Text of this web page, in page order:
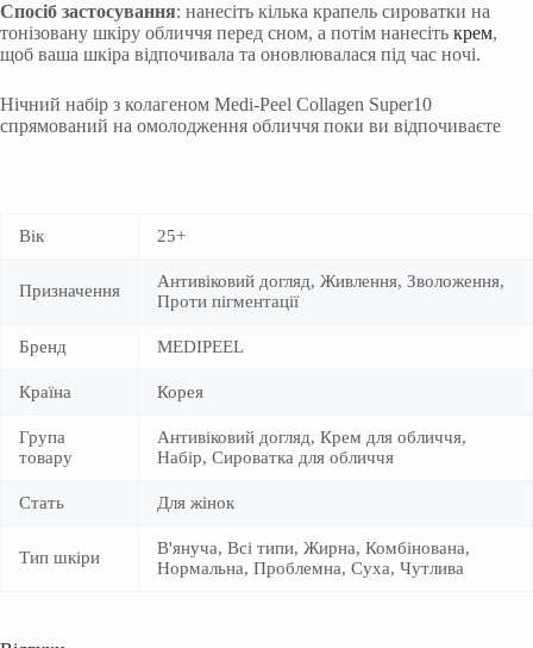
Спосіб застосування: нанесіть кілька крапель сироватки на
тонізовану шкіру обличчя перед сном, а потім нанесіть крем,
щоб ваша шкіра відпочивала та оновлювалася під час ночі.
Нічний набір з колагеном Medi-Peel Collagen Super10
спрямований на омолодження обличчя поки ви відпочиваєте
Вік 25+
Призначення
Антивіковий догляд, Живлення, Зволоження,
Проти пігментації
Бренд MEDIPEEL
Країна Корея
Група
товару
Антивіковий догляд, Крем для обличчя,
Набір, Сироватка для обличчя
Стать Для жінок
Тип шкіри
В'януча, Всі типи, Жирна, Комбінована,
Нормальна, Проблемна, Суха, Чутлива